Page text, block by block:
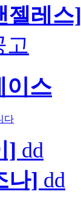
젤레스]
고
이스
다
] dd
나] dd